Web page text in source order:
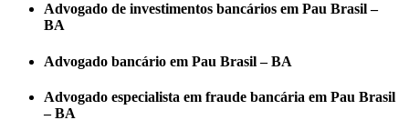
Advogado de investimentos bancários em Pau Brasil –
BA
Advogado bancário em Pau Brasil – BA
Advogado especialista em fraude bancária em Pau Brasil
– BA